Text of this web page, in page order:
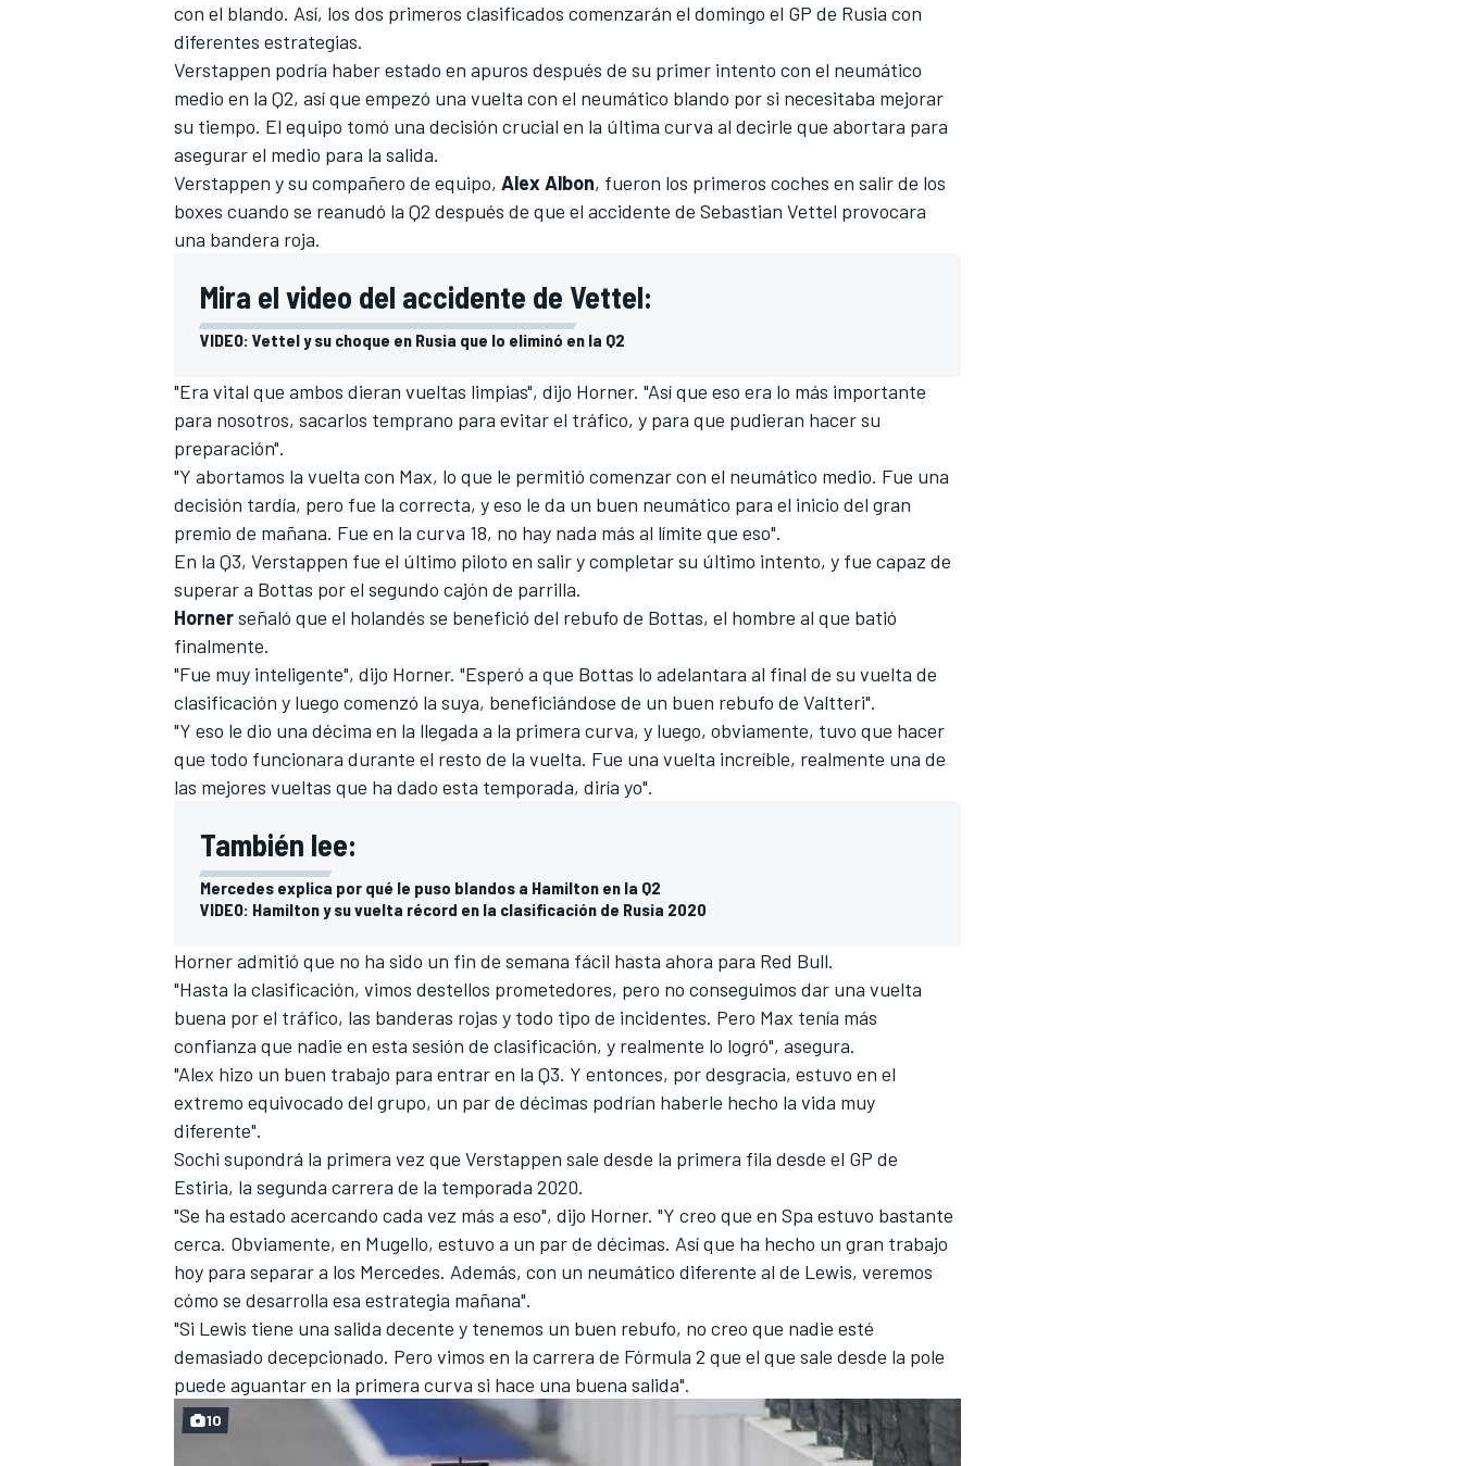
WRC
con el blando. Así, los dos primeros clasificados comenzarán el domingo el GP de Rusia con
diferentes estrategias.
Verstappen podría haber estado en apuros después de su primer intento con el neumático
medio en la Q2, así que empezó una vuelta con el neumático blando por si necesitaba mejorar
su tiempo. El equipo tomó una decisión crucial en la última curva al decirle que abortara para
asegurar el medio para la salida.
Verstappen y su compañero de equipo, Alex Albon, fueron los primeros coches en salir de los
boxes cuando se reanudó la Q2 después de que el accidente de Sebastian Vettel provocara
una bandera roja.
Mira el video del accidente de Vettel:
VIDEO: Vettel y su choque en Rusia que lo eliminó en la Q2
"Era vital que ambos dieran vueltas limpias", dijo Horner. "Así que eso era lo más importante
para nosotros, sacarlos temprano para evitar el tráfico, y para que pudieran hacer su
preparación".
"Y abortamos la vuelta con Max, lo que le permitió comenzar con el neumático medio. Fue una
decisión tardía, pero fue la correcta, y eso le da un buen neumático para el inicio del gran
premio de mañana. Fue en la curva 18, no hay nada más al límite que eso".
En la Q3, Verstappen fue el último piloto en salir y completar su último intento, y fue capaz de
superar a Bottas por el segundo cajón de parrilla.
Hornerseñaló que el holandés se benefició del rebufo de Bottas, el hombre al que batió
finalmente.
"Fue muy inteligente", dijo Horner. "Esperó a que Bottas lo adelantara al final de su vuelta de
clasificación y luego comenzó la suya, beneficiándose de un buen rebufo de Valtteri".
"Y eso le dio una décima en la llegada a la primera curva, y luego, obviamente, tuvo que hacer
que todo funcionara durante el resto de la vuelta. Fue una vuelta increíble, realmente una de
las mejores vueltas que ha dado esta temporada, diría yo".
También lee:
Mercedes explica por qué le puso blandos a Hamilton en la Q2
VIDEO: Hamilton y su vuelta récord en la clasificación de Rusia 2020
Horner admitió que no ha sido un fin de semana fácil hasta ahora para Red Bull.
"Hasta la clasificación, vimos destellos prometedores, pero no conseguimos dar una vuelta
buena por el tráfico, las banderas rojas y todo tipo de incidentes. Pero Max tenía más
confianza que nadie en esta sesión de clasificación, y realmente lo logró", asegura.
"Alex hizo un buen trabajo para entrar en la Q3. Y entonces, por desgracia, estuvo en el
extremo equivocado del grupo, un par de décimas podrían haberle hecho la vida muy
diferente".
Sochi supondrá la primera vez que Verstappen sale desde la primera fila desde el GP de
Estiria, la segunda carrera de la temporada 2020.
"Se ha estado acercando cada vez más a eso", dijo Horner. "Y creo que en Spa estuvo bastante
cerca. Obviamente, en Mugello, estuvo a un par de décimas. Así que ha hecho un gran trabajo
hoy para separar a los Mercedes. Además, con un neumático diferente al de Lewis, veremos
cómo se desarrolla esa estrategia mañana".
"Si Lewis tiene una salida decente y tenemos un buen rebufo, no creo que nadie esté
demasiado decepcionado. Pero vimos en la carrera de Fórmula 2 que el que sale desde la pole
puede aguantar en la primera curva si hace una buena salida".
10